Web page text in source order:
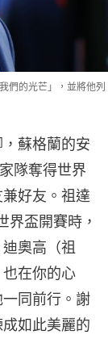
們的光芒」，並將他列
蘇格蘭的安
隊奪得世界
好友。祖達
盃開賽時，
奧高（祖
在你的心
同前行。謝
如此美麗的